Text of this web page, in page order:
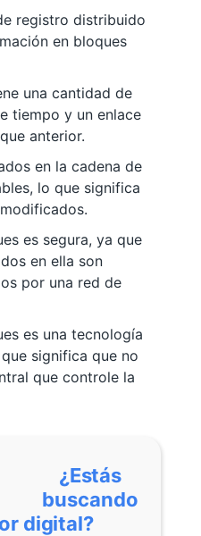
registro distribuido
en bloques
una cantidad de
tiempo y un enlace
anterior.
en la cadena de
lo que significa
es segura, ya que
en ella son
por una red de
es una tecnología
significa que no
que controle la
¿Estás
buscando
digital?